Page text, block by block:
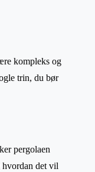
kompleks og
trin, du bør
pergolaen
det vil